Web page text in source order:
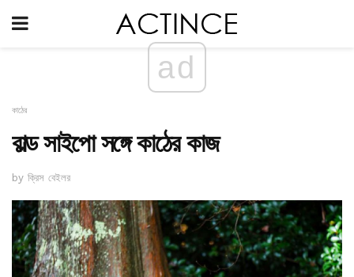
ad
কাঠের
বাল্ড সাইপো সঙ্গে কাঠের কাজ
by ক্রিস বেইলর